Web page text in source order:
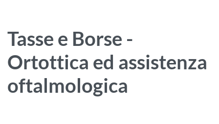
Tasse e Borse -
Ortottica ed assistenza
oftalmologica